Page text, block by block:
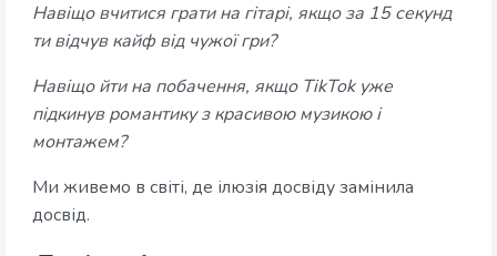
Навіщо вчитися грати на гітарі, якщо за 15 секунд
ти відчув кайф від чужої гри?
Навіщо йти на побачення, якщо TikTok уже
підкинув романтику з красивою музикою і
монтажем?
Ми живемо в світі, де ілюзія досвіду замінила
досвід.